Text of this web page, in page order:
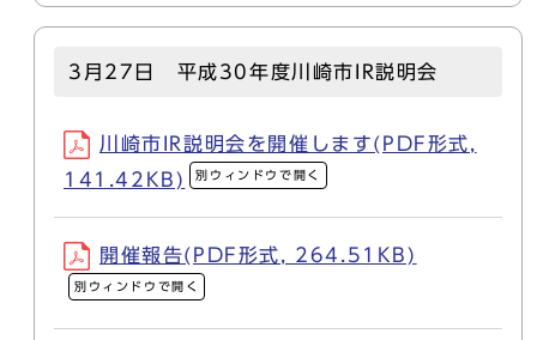
3月27日 平成30年度川崎市IR説明会
川崎市IR説明会を開催します(PDF形式,
141.42KB)
別ウィンドウで開く
開催報告(PDF形式, 264.51KB)
別ウィンドウで開く